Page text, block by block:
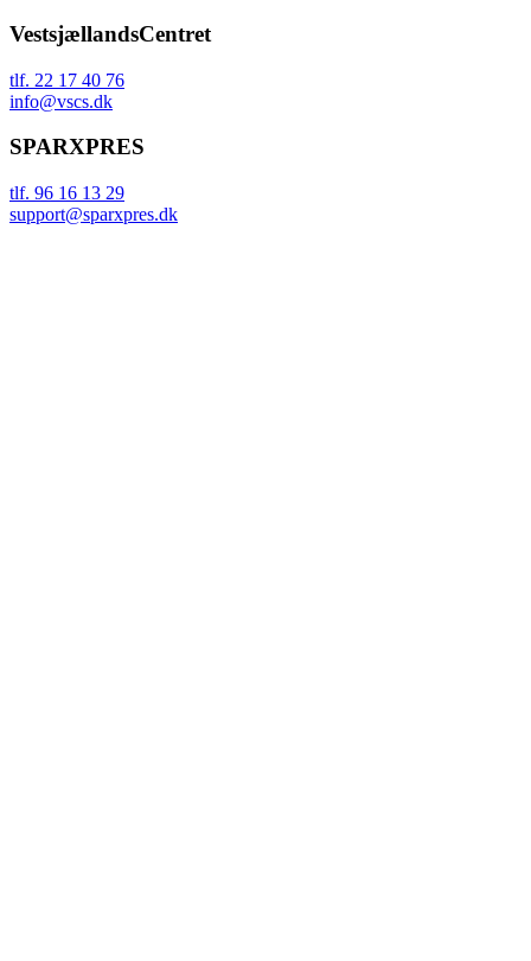
VestsjællandsCentret
tlf. 22 17 40 76
info@vscs.dk
SPARXPRES
tlf. 96 16 13 29
support@sparxpres.dk